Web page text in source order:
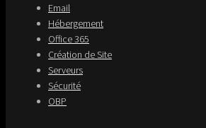
Email
Hébergement
Office 365
Création de Site
Serveurs
Sécurité
OBP